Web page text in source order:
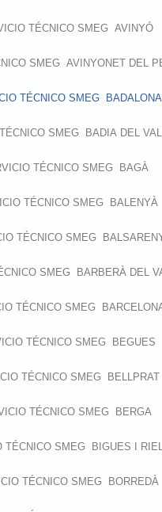
TÉCNICO SMEG AVINYÓ
SMEG AVINYONET DEL
TÉCNICO SMEG BADALONA
SMEG BADIA DEL
TÉCNICO SMEG BAGÀ
TÉCNICO SMEG BALENYÀ
TÉCNICO SMEG
SMEG BARBERÀ DEL
TÉCNICO SMEG
TÉCNICO SMEG BEGUES
TÉCNICO SMEG BELLPRAT
TÉCNICO SMEG BERGA
TÉCNICO SMEG BIGUES I
TÉCNICO SMEG BORREDÀ